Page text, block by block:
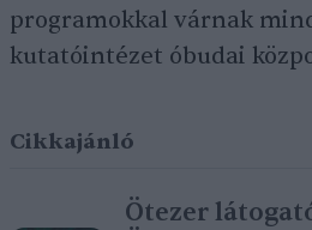
programokkal várnak
kutatóintézet óbudai
Cikkajánló
Ötezer